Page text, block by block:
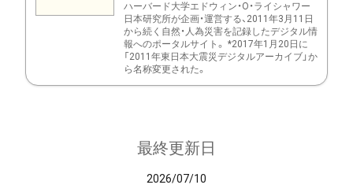
ハーバード大学エドウィン・O・ライシャワー
日本研究所が企画・運営する、2011年3月11日
から続く自然・人為災害を記録したデジタル情
報へのポータルサイト。 *2017年1月20日に
「2011年東日本大震災デジタルアーカイブ」か
ら名称変更された。
最終更新日
2026/07/10